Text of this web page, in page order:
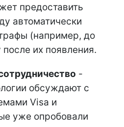
предоставить
автоматически
(например, до
их появления.
-
обсуждают с
Visa и
уже опробовали